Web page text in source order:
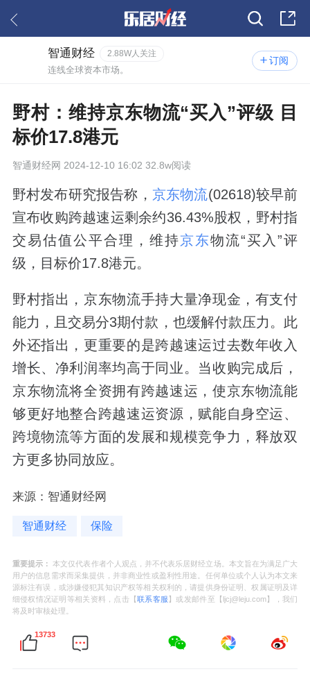
订阅
智通财经 2.88W人关注
连线全球资本市场。
野村：维持京东物流“买入”评级 目
标价17.8港元
智通财经网 2024-12-10 16:02 32.8w阅读
野村发布研究报告称， 京东物流(02618)较早前
宣布收购跨越速运剩余约36.43%股权，野村指
交易估值公平合理，维持京东物流“买入”评
级，目标价17.8港元。
野村指出，京东物流手持大量净现金，有支付
能力，且交易分3期付款，也缓解付款压力。此
外还指出，更重要的是跨越速运过去数年收入
增长、净利润率均高于同业。当收购完成后，
京东物流将全资拥有跨越速运，使京东物流能
够更好地整合跨越速运资源，赋能自身空运、
跨境物流等方面的发展和规模竞争力，释放双
方更多协同放应。
来源：智通财经网
智通财经 保险
重要提示： 本文仅代表作者个人观点，并不代表乐居财经立场。本文旨在为满足广大
用户的信息需求而采集提供，并非商业性或盈利性用途。任何单位或个人认为本文来
源标注有误，或涉嫌侵犯其知识产权等相关权利的，请提供身份证明、权属证明及详
细侵权情况证明等相关资料，点击【联系客服 】或发邮件至【ljcj@leju.com】，我们
将及时审核处理。
13733